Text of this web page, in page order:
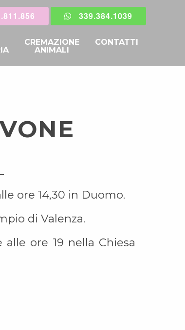
339.384.1039
CREMAZIONE
ANIMALI
CONTATTI
ore 14,30 in Duomo.
di Valenza.
alle ore 19 nella Chiesa